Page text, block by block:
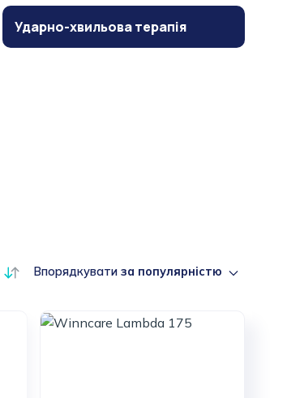
Ударно-хвильова терапія
Впорядкувати за популярністю